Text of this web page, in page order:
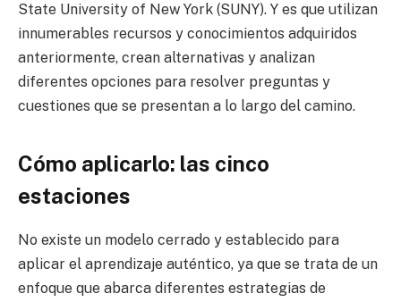
State University of New York (SUNY). Y es que utilizan
innumerables recursos y conocimientos adquiridos
anteriormente, crean alternativas y analizan
diferentes opciones para resolver preguntas y
cuestiones que se presentan a lo largo del camino.
Cómo aplicarlo: las cinco
estaciones
No existe un modelo cerrado y establecido para
aplicar el aprendizaje auténtico, ya que se trata de un
enfoque que abarca diferentes estrategias de